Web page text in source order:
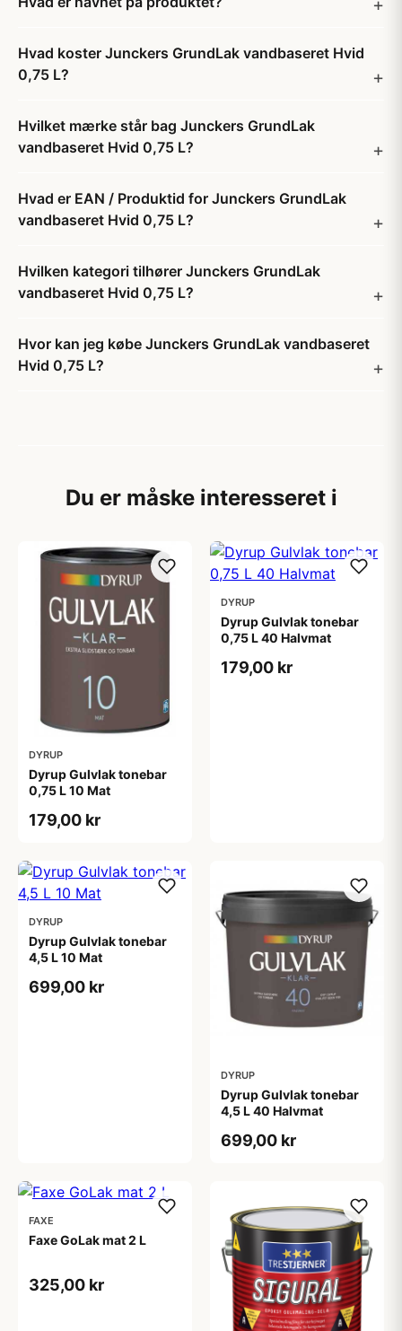
Hvad koster Junckers GrundLak vandbaseret Hvid
0,75 L?
Hvilket mærke står bag Junckers GrundLak
vandbaseret Hvid 0,75 L?
Hvad er EAN / Produktid for Junckers GrundLak
vandbaseret Hvid 0,75 L?
Hvilken kategori tilhører Junckers GrundLak
vandbaseret Hvid 0,75 L?
Hvor kan jeg købe Junckers GrundLak vandbaseret
Hvid 0,75 L?
Du er måske interesseret i
DYRUP
Dyrup Gulvlak tonebar
0,75 L 10 Mat
179,00 kr
DYRUP
Dyrup Gulvlak tonebar
0,75 L 40 Halvmat
179,00 kr
DYRUP
Dyrup Gulvlak tonebar
4,5 L 10 Mat
699,00 kr
DYRUP
Dyrup Gulvlak tonebar
4,5 L 40 Halvmat
699,00 kr
FAXE
Faxe GoLak mat 2 L
325,00 kr